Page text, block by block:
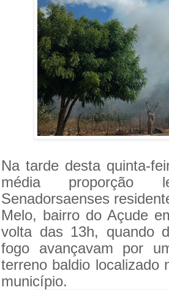
Na tarde desta quinta-
média proporção
Senadorsaenses
Melo, bairro do Açude
volta das 13h, quando
fogo avançavam por
terreno baldio localizado
município.